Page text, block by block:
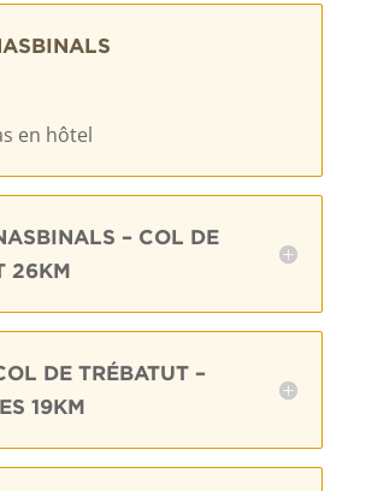
en hôtel
– COL DE
26KM
DE TRÉBATUT –
19KM